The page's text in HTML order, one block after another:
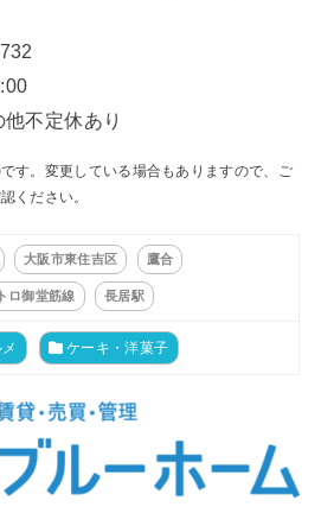
不定休あり
す。変更している場合もありますので、ご
ください。
大阪市東住吉区 鷹合
ロ御堂筋線 長居駅
ケーキ・洋菓子